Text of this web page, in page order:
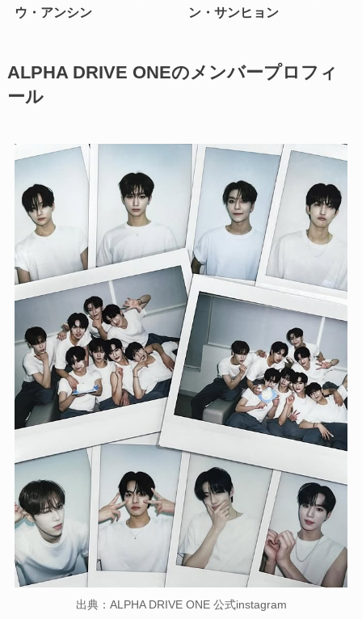
ウ・アンシン
ン・サンヒョン
ALPHA DRIVE ONEのメンバープロフィ
ール
出典：ALPHA DRIVE ONE 公式instagram